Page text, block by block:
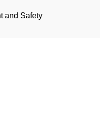
and Safety